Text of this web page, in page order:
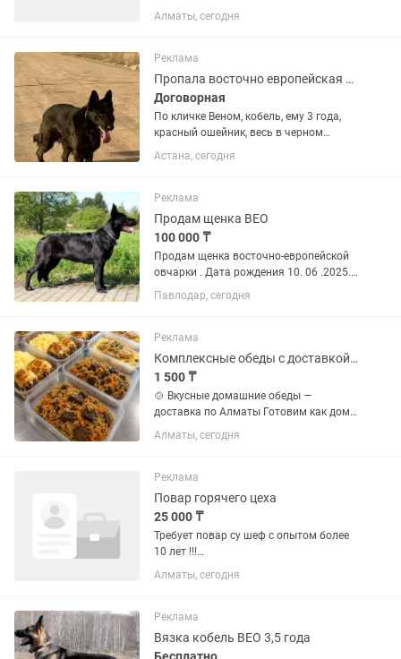
универсал в цех ночная смена с 18 00
до 06 00 утра шестидневка в субботу
во второй половине Сообщения не...
Алматы, сегодня
Реклама
Пропала восточно европейская овчарка
Договорная
По кличке Веном, кобель, ему 3 года,
красный ошейник, весь в черном
окрасе, на груди есть белое пятно,
найдись пожалуйста!Чипирован!
Астана, сегодня
Реклама
Продам щенка ВЕО
100 000 ₸
Продам щенка восточно-европейской
овчарки . Дата рождения 10. 06 .2025.
Родители оба у меня, приходите
смотрите. Осталась девочка черного
Павлодар, сегодня
Реклама
Комплексные обеды с доставкой Вкусно, сытно, недорого
1 500 ₸
🍲 Вкусные домашние обеды —
доставка по Алматы Готовим как дома
— с любовью и из свежих продуктов!
Каждый день новое меню: •4 вторых
Алматы, сегодня
Реклама
Повар горячего цеха
25 000 ₸
Требует повар су шеф с опытом более
10 лет !!!
Грузинская,Европейская,восточная
кухня без опыта люди мимо! Нужен
Алматы, сегодня
Реклама
Вязка кобель ВЕО 3,5 года